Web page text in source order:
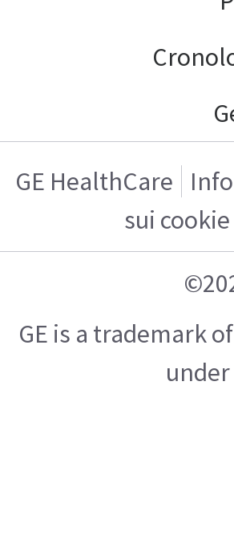
GE HealthCare
sui cookie
GE is a trademark